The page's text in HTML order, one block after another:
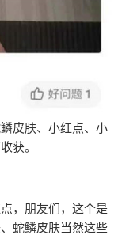
皮肤、小红点、小
获。
，朋友们，这个是
蛇鳞皮肤当然这些